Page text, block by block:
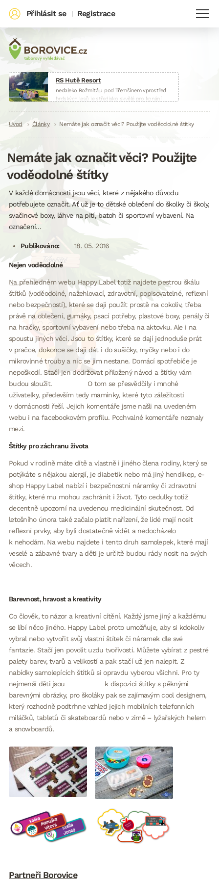
RS Hutě Resort
nedaleko Rožmitálu pod Třemšínem vprostřed
brdských lesů je středisko skvělé pro konání
www.huteresort.cz
Přihlásit se | Registrace
Drobečková
Úvod Články Nemáte jak označit věci? Použijte voděodolné štítky
Nemáte jak označit věci? Použijte
voděodolné štítky
V každé domácnosti jsou věci, které z nějakého důvodu
potřebujete označit. Ať už je to dětské oblečení do školky či školy,
svačinové boxy, láhve na pití, batoh či sportovní vybavení. Na
označení…
Publikováno: 18. 05. 2016
Nejen voděodolné
Na přehledném webu Happy Label totiž najdete pestrou škálu
štítků (voděodolné, nažehlovací, zdravotní, popisovatelné, reflexní
nebo bezpečností), které se dají použít prostě na cokoliv, třeba
právě na oblečení, gumáky, psací potřeby, plastové boxy, penály či
na hračky, sportovní vybavení nebo třeba na aktovku. Ale i na
spoustu jiných věcí. Jsou to štítky, které se dají jednoduše prát
v pračce, dokonce se dají dát i do sušičky, myčky nebo i do
mikrovlnné trouby a nic se jim nestane. Domácí spotřebiče je
nepoškodí. Stačí jen dodržovat přiložený návod a štítky vám
budou sloužit. O tom se přesvědčily i mnohé
uživatelky, především tedy maminky, které tyto záležitosti
v domácnosti řeší. Jejich komentáře jsme našli na uvedeném
webu i na facebookovém profilu. Pochvalné komentáře neznaly
mezí.
Štítky pro záchranu života
Pokud v rodině máte dítě a vlastně i jiného člena rodiny, který se
potýkáte s nějakou alergií, je diabetik nebo má jiný hendikep, e-
shop Happy Label nabízí i bezpečnostní náramky či zdravotní
štítky, které mu mohou zachránit i život. Tyto cedulky totiž
decentně upozorní na uvedenou medicinální skutečnost. Od
letošního února také začalo platit nařízení, že lidé mají nosit
reflexní prvky, aby byli dostatečně vidět a nedocházelo
k nehodám. Na webu najdete i tento druh samolepek, které mají
veselé a zábavné tvary a děti je určitě budou rády nosit na svých
věcech.
Barevnost, hravost a kreativity
Co člověk, to názor a kreativní cítění. Každý jsme jiný a každému
se líbí něco jiného. Happy Label proto umožňuje, aby si kdokoliv
vybral nebo vytvořit svůj vlastní štítek či náramek dle své
fantazie. Stačí jen povolit uzdu tvořivosti. Můžete vybírat z pestré
palety barev, tvarů a velikostí a pak stačí už jen nalepit. Z
nabídky samolepících štítků si opravdu vyberou všichni. Pro ty
nejmenší děti jsou k dispozici štítky s pěknými
barevnými obrázky, pro školáky pak se zajímavým cool designem,
který rozhodně podtrhne vzhled jejich mobilních telefonních
miláčků, tabletů či skateboardů nebo v zimě – lyžařských helem
a snowboardů.
Partneři Borovice